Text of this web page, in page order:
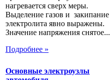
нагревается сверх меры.
Выделение газов и закипание
электролита явно выражены.
Значение напряжения снятое...
Подробнее »
Основные электроузлы